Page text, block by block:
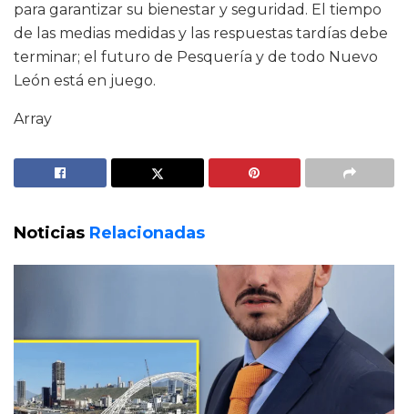
para garantizar su bienestar y seguridad. El tiempo
de las medias medidas y las respuestas tardías debe
terminar; el futuro de Pesquería y de todo Nuevo
León está en juego.
Array
Noticias Relacionadas